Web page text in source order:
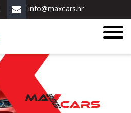
info@maxcars.hr